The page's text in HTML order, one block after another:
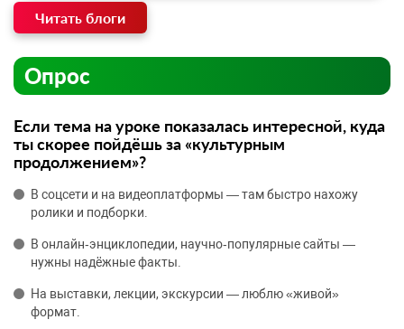
Читать блоги
Опрос
Если тема на уроке показалась интересной, куда
ты скорее пойдёшь за «культурным
продолжением»?
В соцсети и на видеоплатформы — там быстро нахожу
ролики и подборки.
В онлайн‑энциклопедии, научно‑популярные сайты —
нужны надёжные факты.
На выставки, лекции, экскурсии — люблю «живой»
формат.